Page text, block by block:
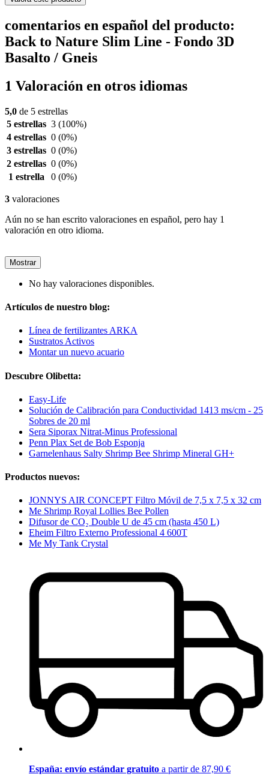
comentarios en español del producto:
Back to Nature Slim Line - Fondo 3D
Basalto / Gneis
1 Valoración en otros idiomas
5,0 de 5 estrellas
5 estrellas 3 (100%)
4 estrellas 0 (0%)
3 estrellas 0 (0%)
2 estrellas 0 (0%)
1 estrella
0 (0%)
3 valoraciones
Aún no se han escrito valoraciones en español, pero hay 1
valoración en otro idioma.
Mostrar
No hay valoraciones disponibles.
Artículos de nuestro blog:
Línea de fertilizantes ARKA
Sustratos Activos
Montar un nuevo acuario
Descubre Olibetta:
Easy-Life
Solución de Calibración para Conductividad 1413 ms/cm - 25
Sobres de 20 ml
Sera Siporax Nitrat-Minus Professional
Penn Plax Set de Bob Esponja
Garnelenhaus Salty Shrimp Bee Shrimp Mineral GH+
Productos nuevos:
JONNYS AIR CONCEPT Filtro Móvil de 7,5 x 7,5 x 32 cm
Me Shrimp Royal Lollies Bee Pollen
Difusor de CO₂ Double U de 45 cm (hasta 450 L)
Eheim Filtro Externo Professional 4 600T
Me My Tank Crystal
España: envío estándar gratuito a partir de 87,90 €